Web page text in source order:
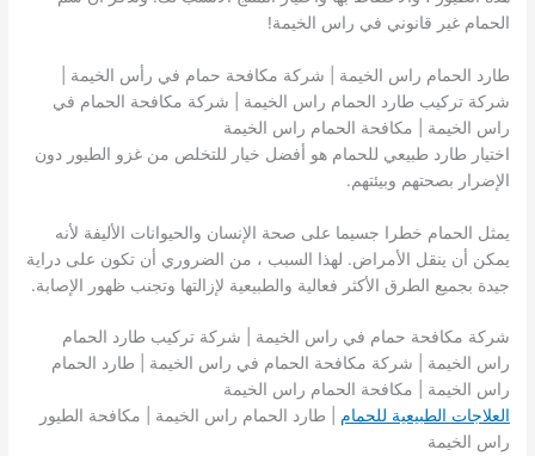
الحمام غير قانوني في راس الخيمة!
طارد الحمام راس الخيمة | شركة مكافحة حمام في رأس الخيمة |
شركة تركيب طارد الحمام راس الخيمة | شركة مكافحة الحمام في
راس الخيمة | مكافحة الحمام راس الخيمة
اختيار طارد طبيعي للحمام هو أفضل خيار للتخلص من غزو الطيور دون
الإضرار بصحتهم وبيئتهم.
يمثل الحمام خطرا جسيما على صحة الإنسان والحيوانات الأليفة لأنه
يمكن أن ينقل الأمراض. لهذا السبب ، من الضروري أن تكون على دراية
جيدة بجميع الطرق الأكثر فعالية والطبيعية لإزالتها وتجنب ظهور الإصابة.
شركة مكافحة حمام في راس الخيمة | شركة تركيب طارد الحمام
راس الخيمة | شركة مكافحة الحمام في راس الخيمة | طارد الحمام
راس الخيمة | مكافحة الحمام راس الخيمة
العلاجات الطبيعية للحمام | طارد الحمام راس الخيمة | مكافحة الطيور
راس الخيمة